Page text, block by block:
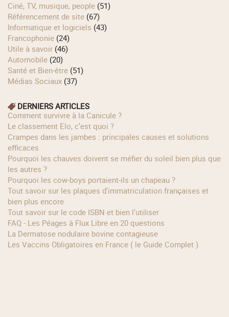
Ciné, TV, musique, people (51)
Référencement de site (67)
Informatique et logiciels (43)
Francophonie (24)
Utile à savoir (46)
Automobile (20)
Santé et Bien-être (51)
Médias Sociaux (37)
DERNIERS ARTICLES
Comment survivre à la Canicule ?
Le classement Elo, c’est quoi ?
Crampes dans les jambes : principales causes et solutions
efficaces
Pourquoi les chauves doivent se méfier du soleil bien plus que
les autres ?
Pourquoi les cow‑boys portaient‑ils un chapeau ?
Tout savoir sur les plaques d'immatriculation françaises et
bien plus encore
Tout savoir sur le code ISBN et bien l'utiliser
FAQ - Les Péages à Flux Libre en 20 questions
La Dermatose nodulaire bovine contagieuse
Les Vaccins Obligatoires en France ( le Guide Complet )